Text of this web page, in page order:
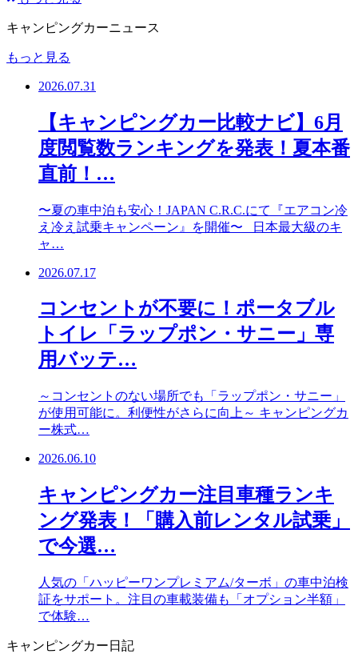
キャンピングカーニュース
もっと見る
2026.07.31
【キャンピングカー比較ナビ】6月
度閲覧数ランキングを発表！夏本番
直前！…
〜夏の車中泊も安心！JAPAN C.R.C.にて『エアコン冷
え冷え試乗キャンペーン』を開催〜 日本最大級のキ
ャ…
2026.07.17
コンセントが不要に！ポータブル
トイレ「ラップポン・サニー」専
用バッテ…
～コンセントのない場所でも「ラップポン・サニー」
が使用可能に。利便性がさらに向上～ キャンピングカ
ー株式…
2026.06.10
キャンピングカー注目車種ランキ
ング発表！「購入前レンタル試乗」
で今選…
人気の「ハッピーワンプレミアム/ターボ」の車中泊検
証をサポート。注目の車載装備も「オプション半額」
で体験…
キャンピングカー日記